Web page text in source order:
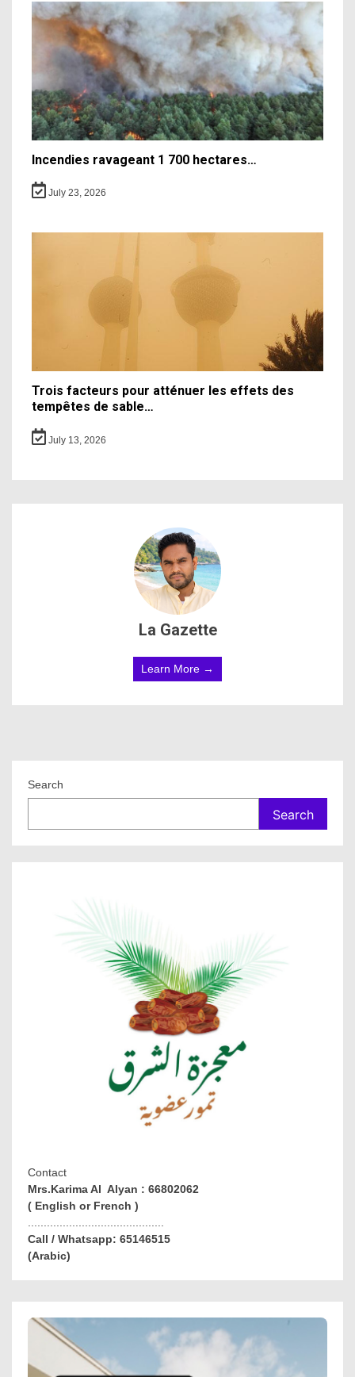
Incendies ravageant 1 700 hectares…
July 23, 2026
Trois facteurs pour atténuer les effets des
tempêtes de sable…
July 13, 2026
La Gazette
Learn More →
Search
Search
Contact
Mrs.Karima Al Alyan : 66802062
( English or French )
Call / Whatsapp: 65146515
(Arabic)